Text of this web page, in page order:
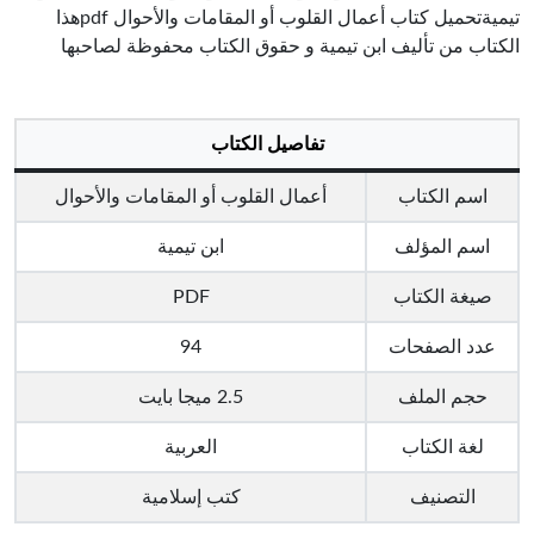
تيميةتحميل كتاب أعمال القلوب أو المقامات والأحوال pdfهذا
الكتاب من تأليف ابن تيمية و حقوق الكتاب محفوظة لصاحبها
تفاصيل الكتاب
اسم الكتاب أعمال القلوب أو المقامات والأحوال
اسم المؤلف ابن تيمية
صيغة الكتاب PDF
عدد الصفحات 94
حجم الملف 2.5 ميجا بايت
لغة الكتاب العربية
التصنيف كتب إسلامية